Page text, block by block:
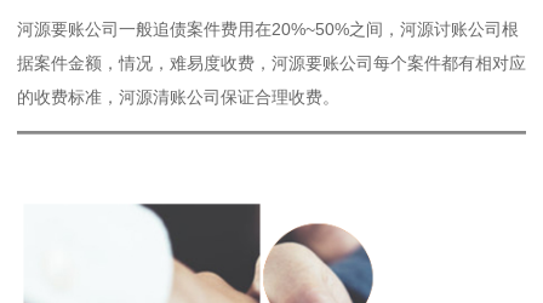
河源要账公司一般追债案件费用在20%~50%之间，河源讨账公司根
据案件金额，情况，难易度收费，河源要账公司每个案件都有相对应
的收费标准，河源清账公司保证合理收费。